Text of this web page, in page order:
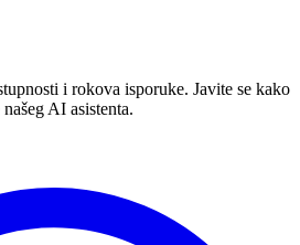
i rokova isporuke. Javite se kako
AI asistenta.